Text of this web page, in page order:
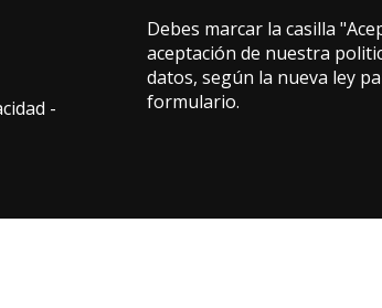
-
Debes marcar la casilla
aceptación de nuestra
datos, según la nueva ley
formulario.